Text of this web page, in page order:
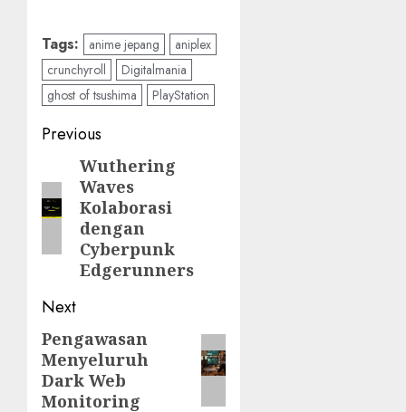
Tags: anime jepang
aniplex
crunchyroll
Digitalmania
ghost of tsushima
PlayStation
Post
navigation
Previous
Previous
post:
Wuthering
Waves
Kolaborasi
dengan
Cyberpunk
Edgerunners
Next
Next
post:
Pengawasan
Menyeluruh
Dark Web
Monitoring